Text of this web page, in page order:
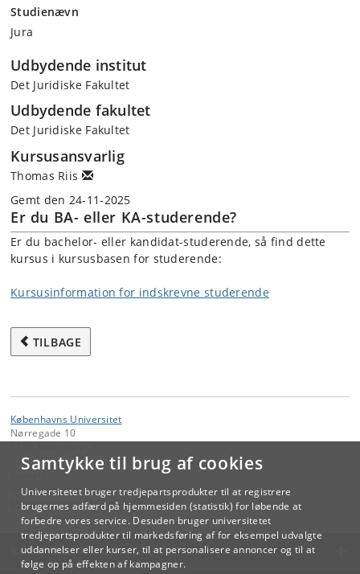
Samtykke til brug af cookies
Universitetet bruger tredjepartsprodukter til at registrere
brugernes adfærd på hjemmesiden (statistik) for løbende at
forbedre vores service. Desuden bruger universitetet
tredjepartsprodukter til markedsføring af for eksempel udvalgte
uddannelser eller kurser, til at personalisere annoncer og til at
følge op på effekten af kampagner.
Studienævn
Jura
Udbydende institut
Det Juridiske Fakultet
Udbydende fakultet
Det Juridiske Fakultet
Kursusansvarlig
Thomas Riis
Gemt den 24-11-2025
Er du BA- eller KA-studerende?
Er du bachelor- eller kandidat-studerende, så find dette
kursus i kursusbasen for studerende:
Kursusinformation for indskrevne studerende
TILBAGE
Københavns Universitet
Nørregade 10
Videreuddannelse og Livslang Læring
lifelonglearning@adm.ku.dk
KØBENHAVNS UNIVERSITET